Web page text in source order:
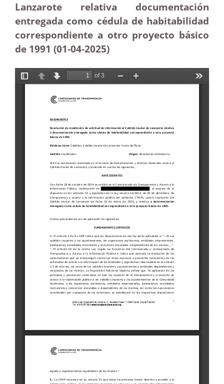
Lanzarote relativa documentación
entregada como cédula de habitabilidad
correspondiente a otro proyecto básico
de 1991 (01-04-2025)